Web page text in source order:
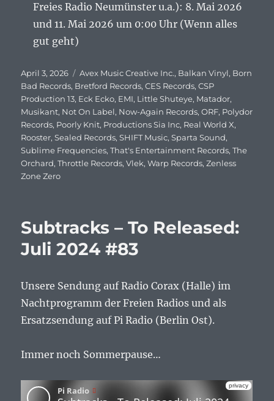
Freies Radio Neumünster u.a.): 8. Mai 2026
und 11. Mai 2026 um 0:00 Uhr (Wenn alles
gut geht)
Veröffentlicht
am
April 3, 2026 Schlagwörter
Avex Music Creative Inc., Balkan Vinyl, Born
Bad Records, Bretford Records,CES Records,CSP
Production 13, Eck Ecko, EMI, Little Shuteye, Matador,
Musikant, Not On Label, Now-Again Records,ORF, Polydor
Records, Poorly Knit, Productions Sia Inc, Real World X,
Rooster,Sealed Records,SHIFT Music,Sparta Sound,
Sublime Frequencies,That's Entertainment Records,The
Orchard,Throttle Records,Vlek,Warp Records,Zenless
Zone Zero
Subtracks – To Released:
Juli 2024 #83
Unsere Sendung auf Radio Corax (Halle) im
Nachtprogramm der Freien Radios und als
Ersatzsendung auf Pi Radio (Berlin Ost).
Immer noch Sommerpause…